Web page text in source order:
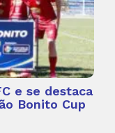
e se destaca
Bonito Cup